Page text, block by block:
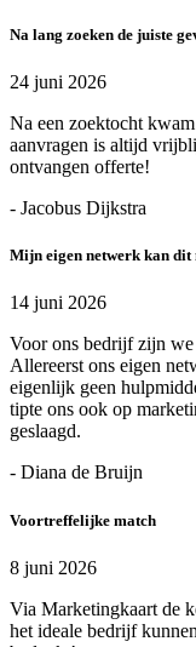
Na lang zoeken de juiste
24 juni 2026
Na een zoektocht
aanvragen is altijd
ontvangen offerte!
- Jacobus Dijkstra
Mijn eigen netwerk kan dit
14 juni 2026
Voor ons bedrijf zijn
Allereerst ons eigen
eigenlijk geen
tipte ons ook op
geslaagd.
- Diana de Bruijn
Voortreffelijke match
8 juni 2026
Via Marketingkaart de
het ideale bedrijf